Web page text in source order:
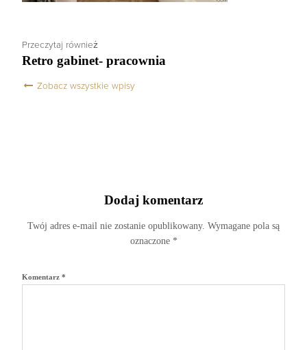
Przeczytaj również
Retro gabinet- pracownia
Zobacz wszystkie wpisy
Dodaj komentarz
Twój adres e-mail nie zostanie opublikowany. Wymagane pola są
oznaczone *
Komentarz *